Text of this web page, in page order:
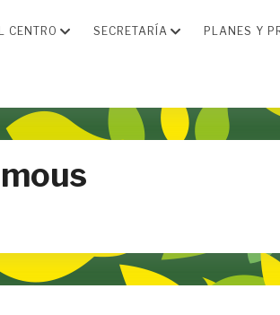
CENTRO SECRETARÍA PLANES Y